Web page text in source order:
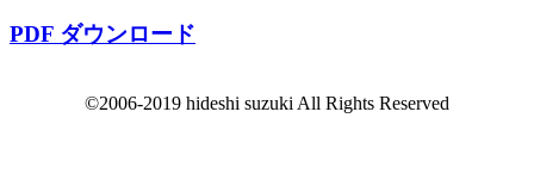
PDF ダウンロード
©2006-2019 hideshi suzuki All Rights Reserved